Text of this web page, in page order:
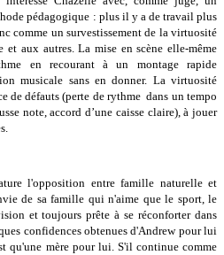
pédagogique : plus il y a de travail plus
comme un survestissement de la virtuosité
aux autres. La mise en scène elle-même
en recourant à un montage rapide
musicale sans en donner. La virtuosité
de défauts (perte de rythme dans un tempo
note, accord d’une caisse claire), à jouer
l'opposition entre famille naturelle et
de sa famille qui n'aime que le sport, le
et toujours prête à se réconforter dans
confidences obtenues d'Andrew pour lui
qu'une mère pour lui. S'il continue comme